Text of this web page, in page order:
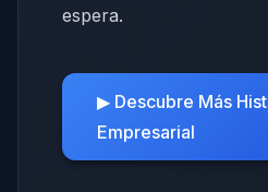
espera.
▶ Descubre Más
Empresarial